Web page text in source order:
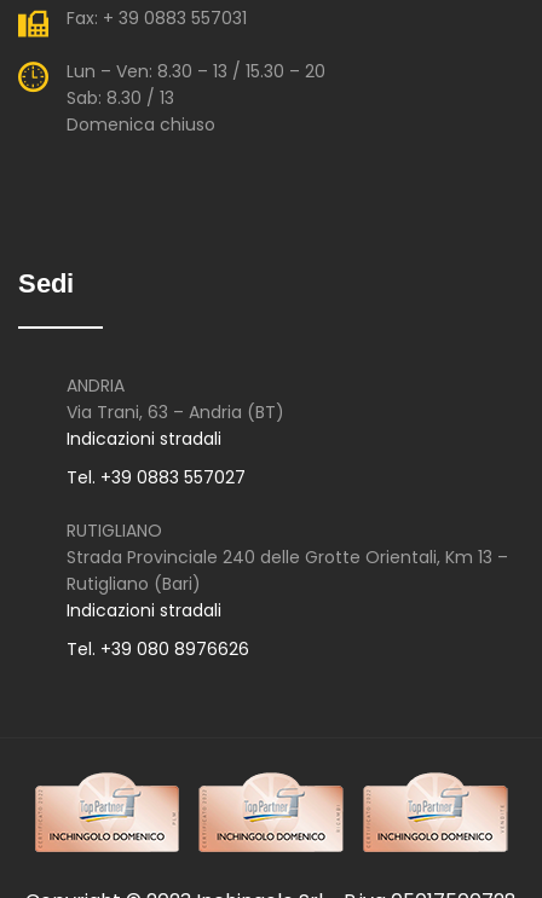
Fax: + 39 0883 557031
Lun – Ven: 8.30 – 13 / 15.30 – 20
Sab: 8.30 / 13
Domenica chiuso
Sedi
ANDRIA
Via Trani, 63 – Andria (BT)
Indicazioni stradali
Tel. +39 0883 557027
RUTIGLIANO
Strada Provinciale 240 delle Grotte Orientali, Km 13 –
Rutigliano (Bari)
Indicazioni stradali
Tel. +39 080 8976626